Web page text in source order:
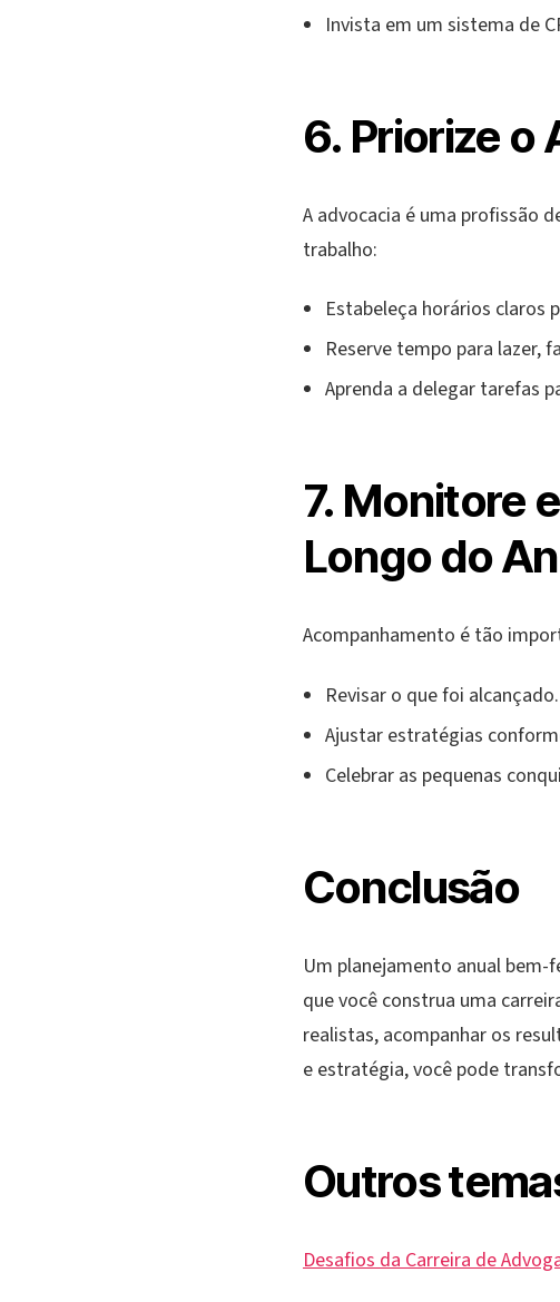
Invista em um sistema de
6. Priorize o
A advocacia é uma profissão
trabalho:
Estabeleça horários claros
Reserve tempo para lazer,
Aprenda a delegar tarefas
7. Monitore
Longo do
Acompanhamento é tão
Revisar o que foi alcançado.
Ajustar estratégias
Celebrar as pequenas
Conclusão
Um planejamento anual bem-
que você construa uma
realistas, acompanhar os
e estratégia, você pode
Outros
Desafios da Carreira de